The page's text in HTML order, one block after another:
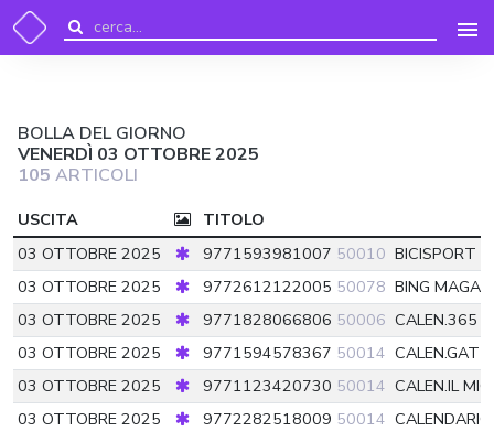
BOLLA DEL GIORNO
VENERDÌ 03 OTTOBRE 2025
105 ARTICOLI
USCITA
TITOLO
03 OTTOBRE 2025
9771593981007 50010 BICISPORT
03 OTTOBRE 2025
9772612122005 50078 BING
03 OTTOBRE 2025
9771828066806 50006 CALEN.365
03 OTTOBRE 2025
9771594578367 50014
03 OTTOBRE 2025
9771123420730 50014 CALEN.IL
03 OTTOBRE 2025
9772282518009 50014